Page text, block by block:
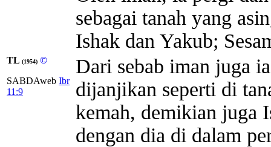
sebagai tanah yang
Ishak dan Yakub;
TL (1954) ©
SABDAweb Ibr
11:9
Dari sebab iman juga
dijanjikan seperti di
kemah, demikian juga
dengan dia di dalam